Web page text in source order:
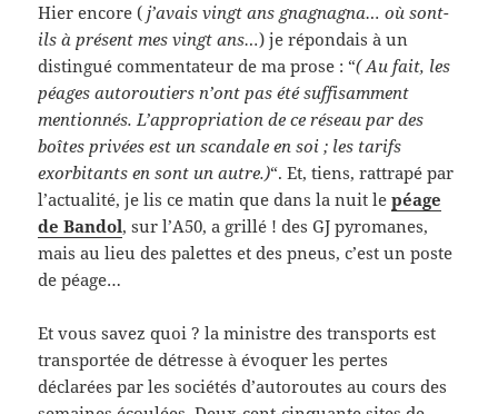
Hier encore (j’avais vingt ans gnagnagna… où sont-
ils à présent mes vingt ans…) je répondais à un
distingué commentateur de ma prose : “( Au fait, les
péages autoroutiers n’ont pas été suffisamment
mentionnés. L’appropriation de ce réseau par des
boîtes privées est un scandale en soi ; les tarifs
exorbitants en sont un autre.)“. Et, tiens, rattrapé par
l’actualité, je lis ce matin que dans la nuit lepéage
de Bandol, sur l’A50, a grillé ! des GJ pyromanes,
mais au lieu des palettes et des pneus, c’est un poste
de péage…
Et vous savez quoi ? la ministre des transports est
transportée de détresse à évoquer les pertes
déclarées par les sociétés d’autoroutes au cours des